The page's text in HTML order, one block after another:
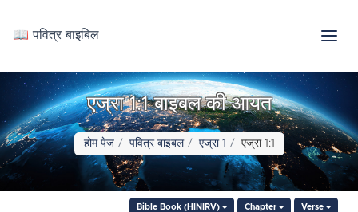
📖 पवित्र बाइबिल
एज्रा 1:1 बाइबल की आयत
होम पेज पवित्र बाइबल एज्रा 1 एज्रा 1:1
Bible Book (HINIRV) Chapter Verse